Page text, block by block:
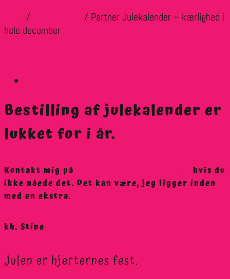
/
/ Partner Julekalender – kærlighed i
hele december
Bestilling af julekalender er
lukket for i år.
Kontakt mig på
hvis du
ikke nåede det. Det kan være, jeg ligger inden
med en ekstra.
kh. Stine
Julen er hjerternes fest.